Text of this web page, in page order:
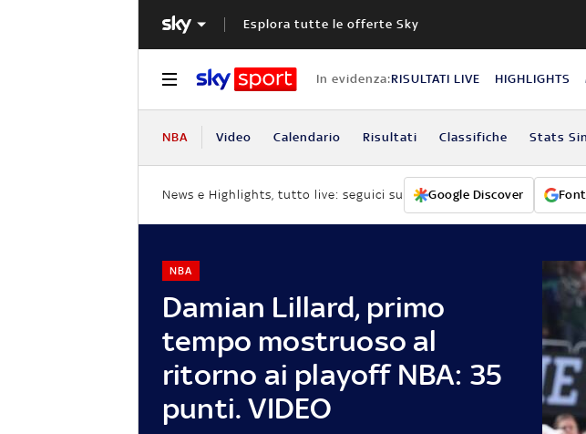
Esplora tutte le offerte Sky
In evidenza:RISULTATI LIVE HIGHLIGHTS
NBA Video Calendario Risultati Classifiche Stats
News e Highlights, tutto live: seguici su Google Discover
Damian Lillard, primo
tempo mostruoso al
ritorno ai playoff NBA: 35
punti. VIDEO
NBA